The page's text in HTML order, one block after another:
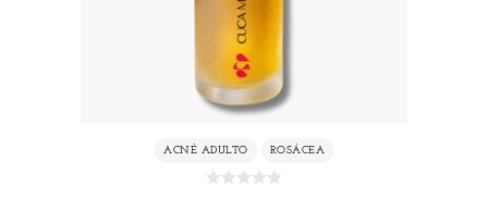
ACNÉ ADULTO ROSÁCEA